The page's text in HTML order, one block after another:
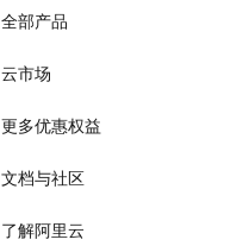
全部产品
云市场
更多优惠权益
文档与社区
了解阿里云